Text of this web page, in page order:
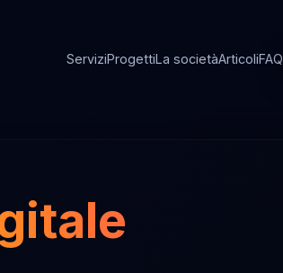
ServiziProgettiLa societàArticoliFAQ